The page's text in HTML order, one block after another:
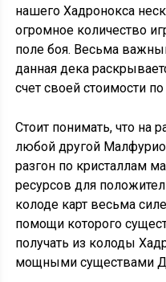
нашего Хадронокса
огромное количество
поле боя. Весьма
данная дека
счет своей стоимости
Стоит понимать, что на
любой другой
разгон по кристаллам
ресурсов для
колоде карт весьма
помощи которого
получать из колоды
мощными существами